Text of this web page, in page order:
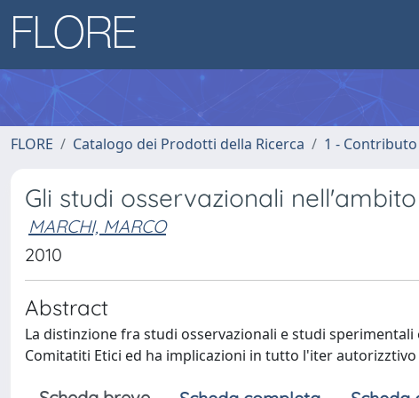
FLORE Catalogo dei Prodotti della Ricerca 1 -
Gli studi osservazionali
MARCHI, MARCO
2010
Abstract
La distinzione fra studi osservazionali e studi
Comitatiti Etici ed ha implicazioni in tutto l'iter autorizztivo